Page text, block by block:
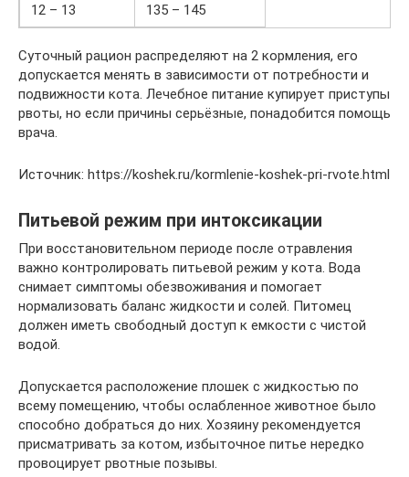
12 – 13
135 – 145
Суточный рацион распределяют на 2 кормления, его
допускается менять в зависимости от потребности и
подвижности кота. Лечебное питание купирует приступы
рвоты, но если причины серьёзные, понадобится помощь
врача.
Источник: https://koshek.ru/kormlenie-koshek-pri-rvote.html
Питьевой режим при интоксикации
При восстановительном периоде после отравления
важно контролировать питьевой режим у кота. Вода
снимает симптомы обезвоживания и помогает
нормализовать баланс жидкости и солей. Питомец
должен иметь свободный доступ к емкости с чистой
водой.
Допускается расположение плошек с жидкостью по
всему помещению, чтобы ослабленное животное было
способно добраться до них. Хозяину рекомендуется
присматривать за котом, избыточное питье нередко
провоцирует рвотные позывы.